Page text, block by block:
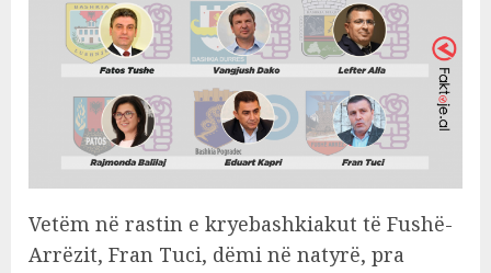
Vetëm në rastin e kryebashkiakut të Fushë-
Arrëzit, Fran Tuci, dëmi në natyrë, pra